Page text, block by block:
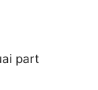
part